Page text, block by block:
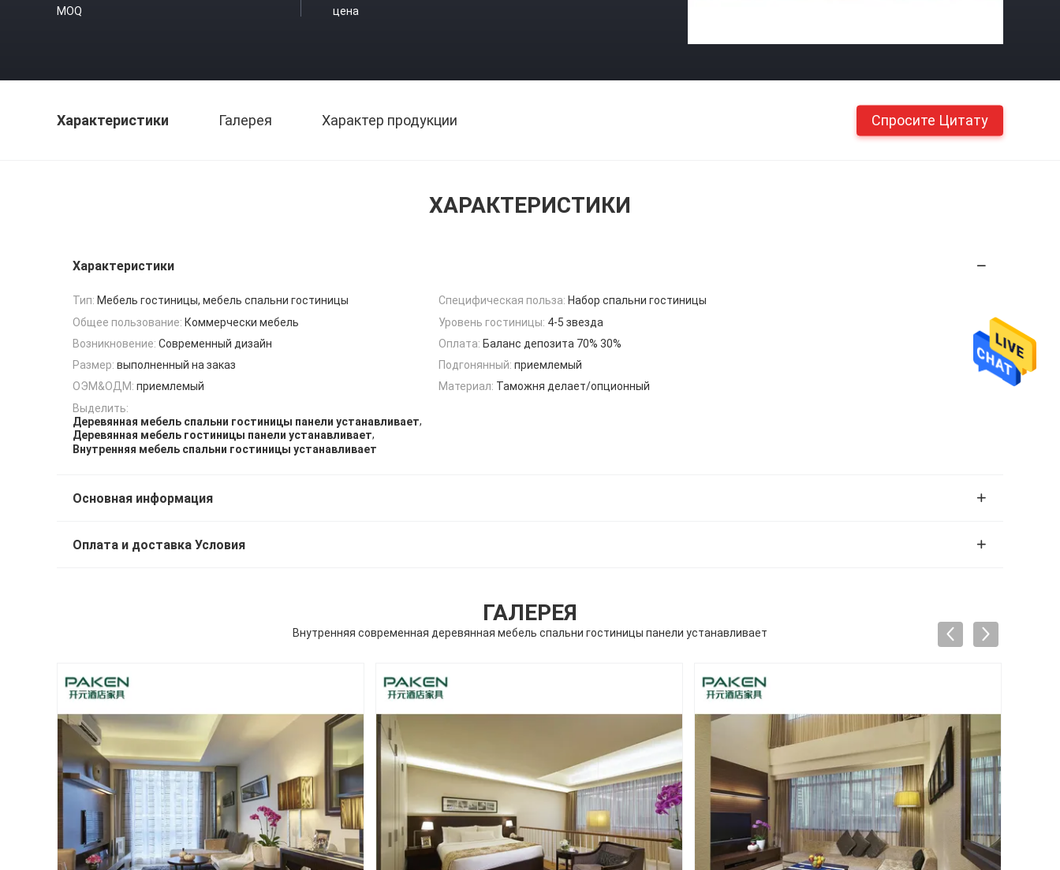
MOQ цена
Характеристики Галерея Характер продукции Спросите Цитату
ХАРАКТЕРИСТИКИ
Характеристики
Тип: Мебель гостиницы, мебель спальни гостиницы Специфическая польза: Набор спальни гостиницы
Общее пользование: Коммерчески мебель Уровень гостиницы: 4-5 звезда
Возникновение: Современный дизайн Оплата: Баланс депозита 70% 30%
Размер: выполненный на заказ Подгонянный: приемлемый
ОЭМ&ОДМ: приемлемый Материал: Таможня делает/опционный
Выделить:
Деревянная мебель спальни гостиницы панели устанавливает,
Деревянная мебель гостиницы панели устанавливает,
Внутренняя мебель спальни гостиницы устанавливает
Основная информация
Оплата и доставка Условия
ГАЛЕРЕЯ
Внутренняя современная деревянная мебель спальни гостиницы панели устанавливает